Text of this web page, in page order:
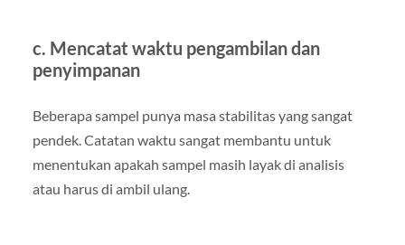
c. Mencatat waktu pengambilan dan
penyimpanan
Beberapa sampel punya masa stabilitas yang sangat
pendek. Catatan waktu sangat membantu untuk
menentukan apakah sampel masih layak di analisis
atau harus di ambil ulang.